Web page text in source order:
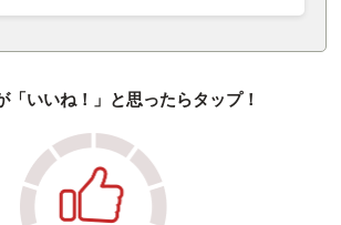
「いいね！」と思ったらタップ！